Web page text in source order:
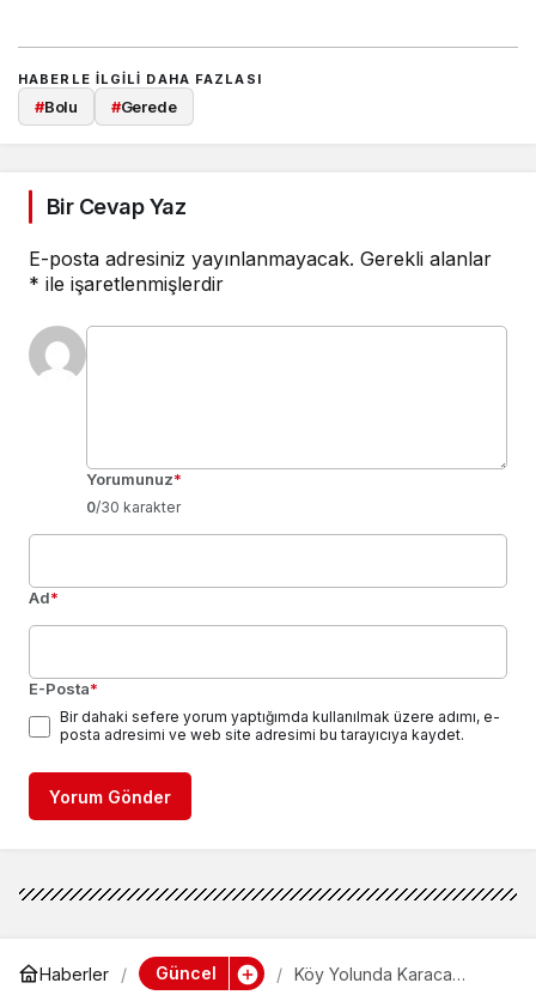
HABERLE ILGILI DAHA FAZLASI
#Bolu #Gerede
Bir Cevap Yaz
E-posta adresiniz yayınlanmayacak. Gerekli alanlar
* ile işaretlenmişlerdir
Yorumunuz*
0/30 karakter
Ad*
E-Posta*
Bir dahaki sefere yorum yaptığımda kullanılmak üzere adımı, e-
posta adresimi ve web site adresimi bu tarayıcıya kaydet.
Yorum Gönder
Haberler Güncel
Köy Yolunda Karaca